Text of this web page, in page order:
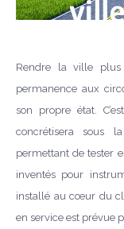
Rendre la ville plus
permanence aux
son propre état.
concrétisera sous
permettant de tester
inventés pour
installé au cœur du
en service est prévue